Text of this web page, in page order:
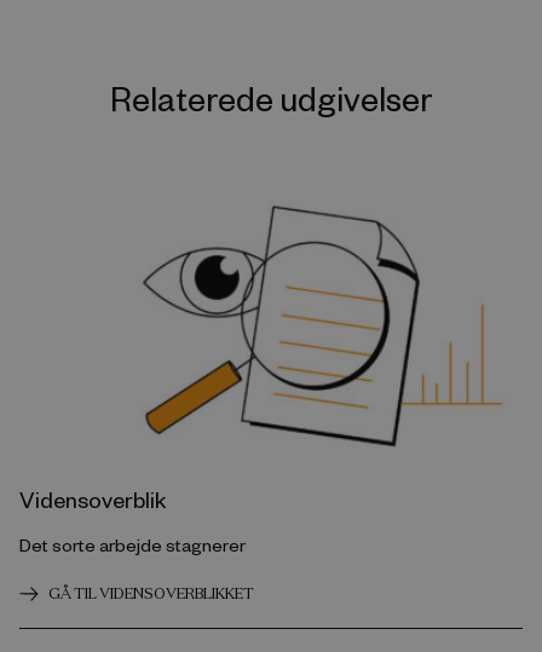
Relaterede udgivelser
Vidensoverblik
Det sorte arbejde stagnerer
GÅ TIL VIDENSOVERBLIKKET